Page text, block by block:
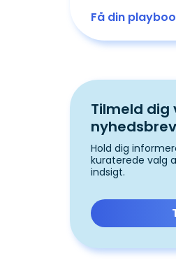
Få din
Tilmeld dig
nyhedsbrev
Hold dig
kuraterede valg
indsigt.